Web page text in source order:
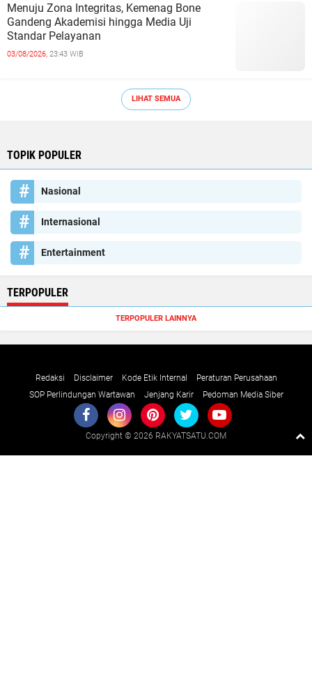
Menuju Zona Integritas, Kemenag Bone
Gandeng Akademisi hingga Media Uji
Standar Pelayanan
03/08/2026, 23:43 WIB
LIHAT SEMUA
TOPIK POPULER
Nasional
Internasional
Entertainment
TERPOPULER
TERPOPULER LAINNYA
Redaksi Disclaimer Kode Etik Internal
Peraturan Perusahaan
SOP Perlindungan Wartawan
Jenjang Karir Pedoman Media Siber
Copyright © 2026 RAKYATSATU.COM
Raushan